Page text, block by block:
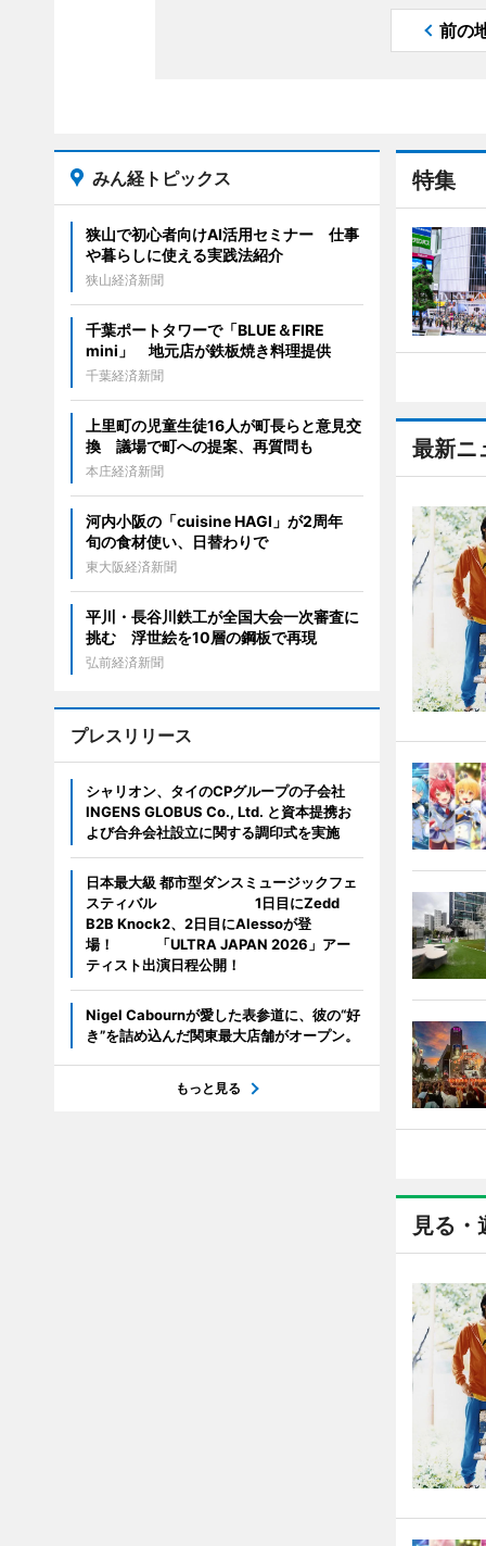
前の
特集
最新ニ
見る・
みん経トピックス
狭山で初心者向けAI活用セミナー 仕事
や暮らしに使える実践法紹介
狭山経済新聞
千葉ポートタワーで「BLUE＆FIRE
mini」 地元店が鉄板焼き料理提供
千葉経済新聞
上里町の児童生徒16人が町長らと意見交
換 議場で町への提案、再質問も
本庄経済新聞
河内小阪の「cuisine HAGI」が2周年
旬の食材使い、日替わりで
東大阪経済新聞
平川・長谷川鉄工が全国大会一次審査に
挑む 浮世絵を10層の鋼板で再現
弘前経済新聞
プレスリリース
シャリオン、タイのCPグループの子会社
INGENS GLOBUS Co., Ltd. と資本提携お
よび合弁会社設立に関する調印式を実施
日本最大級 都市型ダンスミュージックフェ
スティバル 1日目にZedd
B2B Knock2、2日目にAlessoが登
場！ 「ULTRA JAPAN 2026」アー
ティスト出演日程公開！
Nigel Cabournが愛した表参道に、彼の“好
き”を詰め込んだ関東最大店舗がオープン。
もっと見る